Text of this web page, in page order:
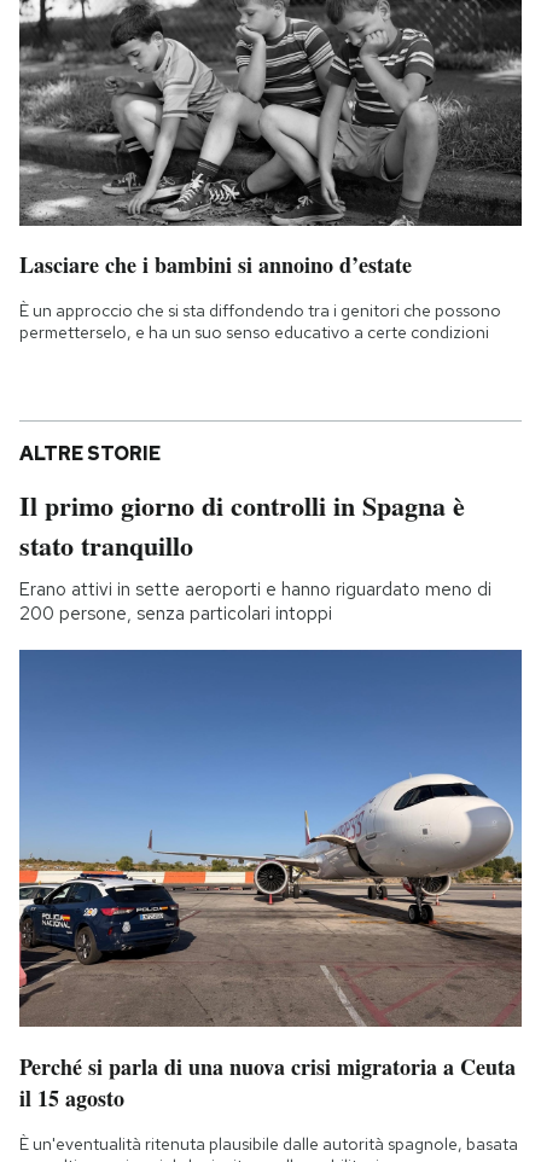
Lasciare che i bambini si annoino d’estate
È un approccio che si sta diffondendo tra i genitori che possono
permetterselo, e ha un suo senso educativo a certe condizioni
ALTRE STORIE
Il primo giorno di controlli in Spagna è
stato tranquillo
Erano attivi in sette aeroporti e hanno riguardato meno di
200 persone, senza particolari intoppi
Perché si parla di una nuova crisi migratoria a Ceuta
il 15 agosto
È un'eventualità ritenuta plausibile dalle autorità spagnole, basata